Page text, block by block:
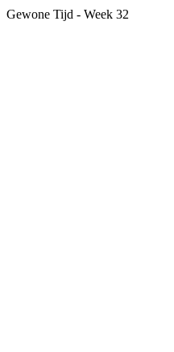
Gewone Tijd - Week 32